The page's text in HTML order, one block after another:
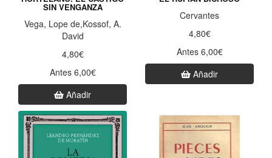
SIN VENGANZA
Vega, Lope de,Kossof, A.
David
4,80€
Antes 6,00€
Añadir
Cervantes
4,80€
Antes 6,00€
Añadir